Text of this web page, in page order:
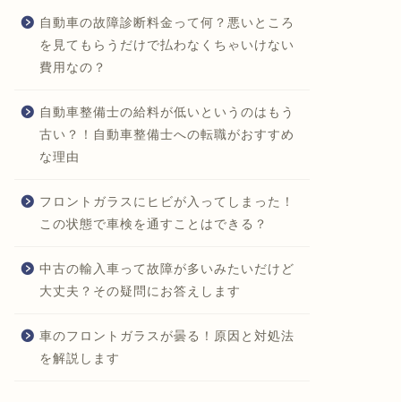
自動車の故障診断料金って何？悪いところ
を見てもらうだけで払わなくちゃいけない
費用なの？
自動車整備士の給料が低いというのはもう
古い？！自動車整備士への転職がおすすめ
な理由
フロントガラスにヒビが入ってしまった！
この状態で車検を通すことはできる？
中古の輸入車って故障が多いみたいだけど
大丈夫？その疑問にお答えします
車のフロントガラスが曇る！原因と対処法
を解説します